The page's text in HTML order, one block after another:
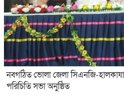
নবগঠিত ভোলা জেলা সিএনজি-
পরিচিতি সভা অনুষ্ঠিত